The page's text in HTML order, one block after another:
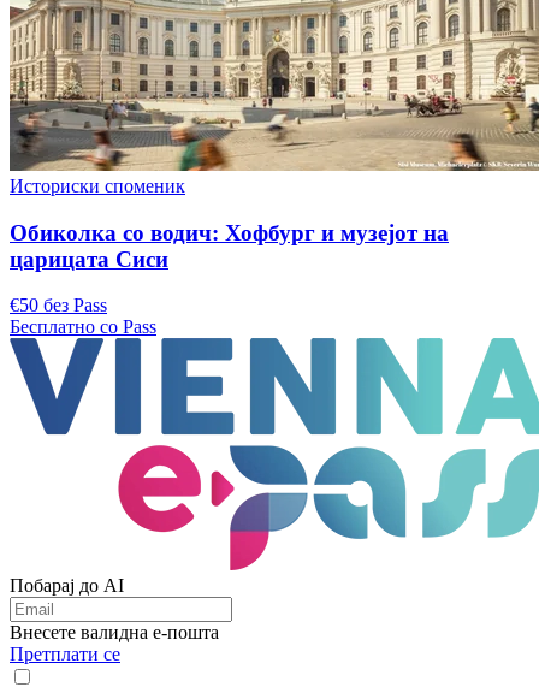
Историски споменик
Обиколка со водич: Хофбург и музејот на
царицата Сиси
€50 без Pass
Бесплатно со Pass
Побарај до AI
Внесете валидна е-пошта
Претплати се